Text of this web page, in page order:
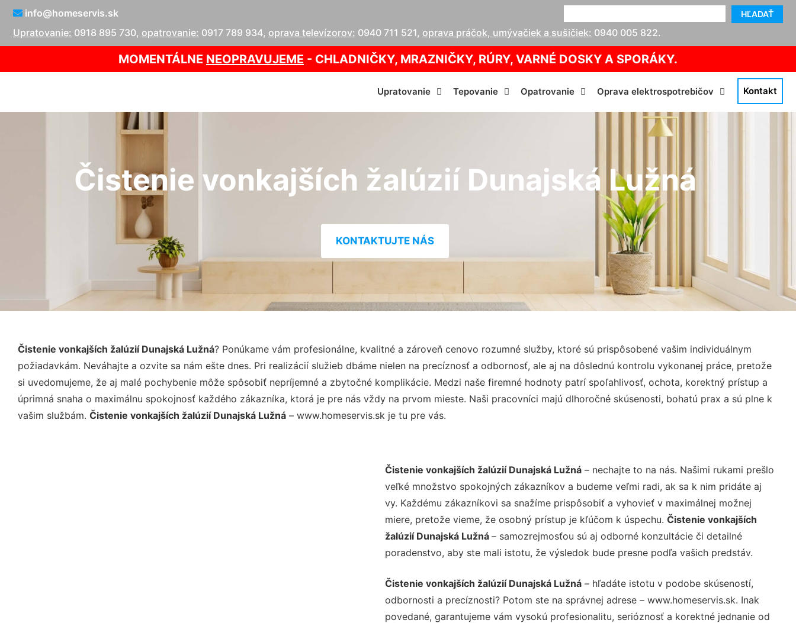
HĽADAŤ
info@homeservis.sk
Upratovanie: 0918 895 730, opatrovanie: 0917 789 934, oprava televízorov: 0940 711 521, oprava práčok, umývačiek a sušičiek: 0940 005 822.
MOMENTÁLNE NEOPRAVUJEME - CHLADNIČKY, MRAZNIČKY, RÚRY, VARNÉ DOSKY A SPORÁKY.
Upratovanie Tepovanie Opatrovanie Oprava elektrospotrebičov Kontakt
Čistenie vonkajších žalúzií Dunajská Lužná
KONTAKTUJTE NÁS
Čistenie vonkajších žalúzií Dunajská Lužná? Ponúkame vám profesionálne, kvalitné a zároveň cenovo rozumné služby, ktoré sú prispôsobené vašim individuálnym
požiadavkám. Neváhajte a ozvite sa nám ešte dnes. Pri realizácií služieb dbáme nielen na precíznosť a odbornosť, ale aj na dôslednú kontrolu vykonanej práce, pretože
si uvedomujeme, že aj malé pochybenie môže spôsobiť nepríjemné a zbytočné komplikácie. Medzi naše firemné hodnoty patrí spoľahlivosť, ochota, korektný prístup a
úprimná snaha o maximálnu spokojnosť každého zákazníka, ktorá je pre nás vždy na prvom mieste. Naši pracovníci majú dlhoročné skúsenosti, bohatú prax a sú plne k
vašim službám. Čistenie vonkajších žalúzií Dunajská Lužná – www.homeservis.sk je tu pre vás.
Čistenie vonkajších žalúzií Dunajská Lužná– nechajte to na nás. Našimi rukami prešlo
veľké množstvo spokojných zákazníkov a budeme veľmi radi, ak sa k nim pridáte aj
vy. Každému zákazníkovi sa snažíme prispôsobiť a vyhovieť v maximálnej možnej
miere, pretože vieme, že osobný prístup je kľúčom k úspechu. Čistenie vonkajších
žalúzií Dunajská Lužná – samozrejmosťou sú aj odborné konzultácie či detailné
poradenstvo, aby ste mali istotu, že výsledok bude presne podľa vašich predstáv.
Čistenie vonkajších žalúzií Dunajská Lužná– hľadáte istotu v podobe skúseností,
odbornosti a precíznosti? Potom ste na správnej adrese – www.homeservis.sk. Inak
povedané, garantujeme vám vysokú profesionalitu, serióznosť a korektné jednanie od